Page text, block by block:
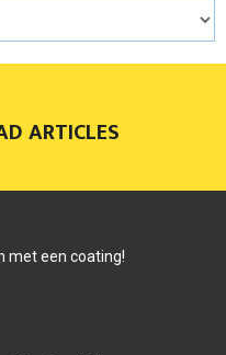
ARTICLES
met een coating!